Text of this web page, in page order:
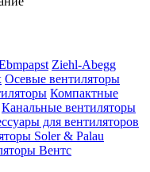
Ziehl-Abegg
Осевые вентиляторы
Компактные
Канальные вентиляторы
для вентиляторов
Soler & Palau
Вентс